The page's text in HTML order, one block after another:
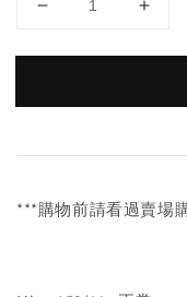
***購物前請看過賣場